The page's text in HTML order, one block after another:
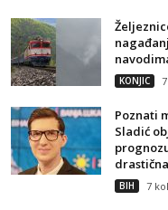
KONJIC
Poznati
Sladić
BIH 7